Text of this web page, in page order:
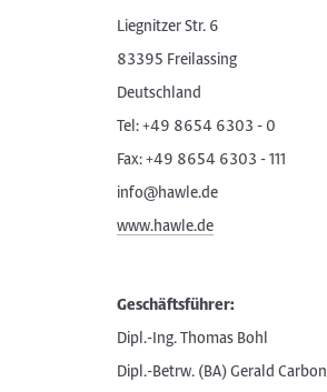
Liegnitzer Str. 6
83395 Freilassing
Deutschland
Tel: +49 8654 6303 - 0
Fax: +49 8654 6303 - 111
info@hawle.de
www.hawle.de
Geschäftsführer:
Dipl.-Ing. Thomas Bohl
Dipl.-Betrw. (BA) Gerald Carbon